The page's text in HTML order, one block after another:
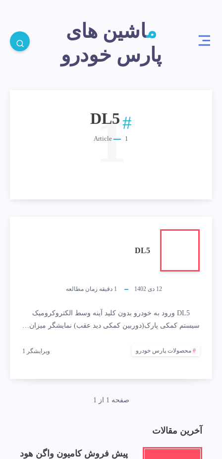
ماشین های
پارس خودرو
DL5
1
1
DL5
12 دی 1402 1 دقیقه زمان مطالعه
DL5 ورود به خودرو بدون کلید آینه وسط الکتروکرومیک
سیستم کمکی پارک(دوربین کمکی دید عقب) نمایشگر میزان…
محصولات پارس خودرو ویرایشگر 1
صفحه 1 از 1
آخرین مقالات
پیش فروش کامیون واگن هود